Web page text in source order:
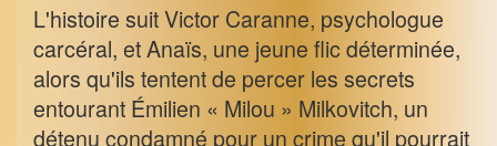
L'histoire suit Victor Caranne, psychologue
carcéral, et Anaïs, une jeune flic déterminée,
alors qu'ils tentent de percer les secrets
entourant Émilien « Milou » Milkovitch, un
détenu condamné pour un crime qu'il pourrait